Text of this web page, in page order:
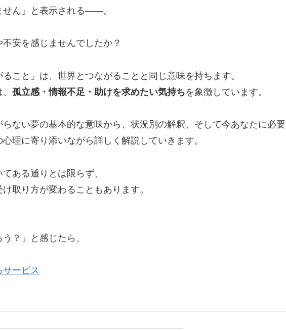
せん」と表示される——。
安を感じませんでしたか？
こと」は、世界とつながることと同じ意味を持ちます。
孤立感・情報不足・助けを求めたい気持ちを象徴しています。
ない夢の基本的な意味から、状況別の解釈、そして今あなたに必要
理に寄り添いながら詳しく解説していきます。
ある通りとは限らず、
取り方が変わることもあります。
？」と感じたら、
ービス